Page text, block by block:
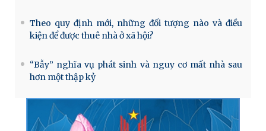
Theo quy định mới, những đối tượng nào và điều
kiện để được thuê nhà ở xã hội?
“Bẫy” nghĩa vụ phát sinh và nguy cơ mất nhà sau
hơn một thập kỷ